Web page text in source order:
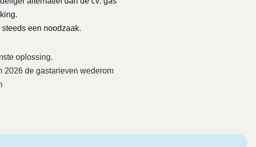
een noodzaak.
oplossing.
2026 de gastarieven wederom